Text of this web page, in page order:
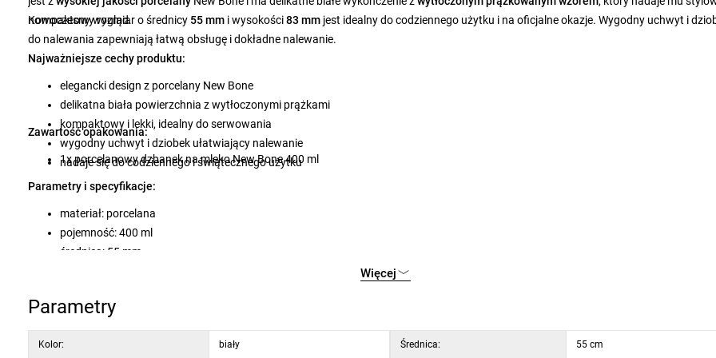
nowoczesny wygląd.
Kompaktowy rozmiar o średnicy 55 mm i wysokości83 mm jest idealny do codziennego użytku i na oficjalne okazje. Wygodny uchwyt i
do nalewania zapewniają łatwą obsługę i dokładne nalewanie.
Najważniejsze cechy produktu:
elegancki design z porcelany New Bone
delikatna biała powierzchnia z wytłoczonymi prążkami
kompaktowy i lekki, idealny do serwowania
wygodny uchwyt i dziobek ułatwiający nalewanie
nadaje się do codziennego i świątecznego użytku
Zawartość opakowania:
1x porcelanowy dzbanek na mleko New Bone 400 ml
Parametry i specyfikacje:
materiał: porcelana
pojemność: 400 ml
średnica: 55 mm
kolor: biały
Więcej
Parametry
Kolor: biały Średnica: 55 cm